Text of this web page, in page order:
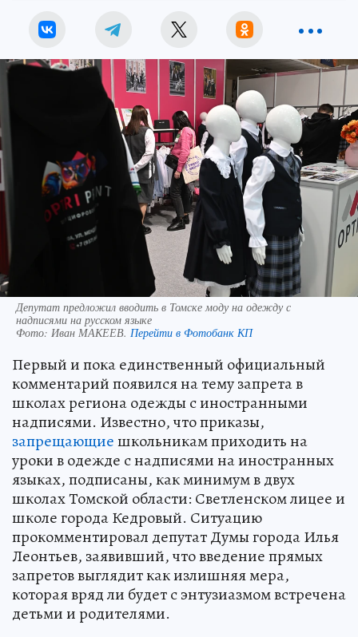
Депутат предложил вводить в Томске моду на одежду с
надписями на русском языке
Фото: Иван МАКЕЕВ. Перейти в Фотобанк КП
Первый и пока единственный официальный
комментарий появился на тему запрета в
школах региона одежды с иностранными
надписями. Известно, что приказы,
запрещающиешкольникам приходить на
уроки в одежде с надписями на иностранных
языках, подписаны, как минимум в двух
школах Томской области: Светленском лицее и
школе города Кедровый. Ситуацию
прокомментировал депутат Думы города Илья
Леонтьев, заявивший, что введение прямых
запретов выглядит как излишняя мера,
которая вряд ли будет с энтузиазмом встречена
детьми и родителями.